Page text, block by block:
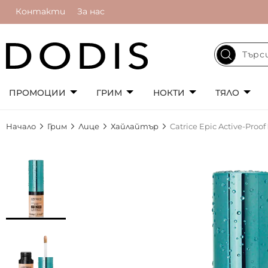
Контакти За нас
ПРОМОЦИИ ГРИМ НОКТИ ТЯЛО
Начало Грим Лице Хайлайтър Catrice Epic Active-
галерията
изображенията